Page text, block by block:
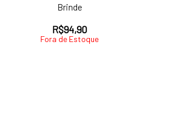
Brinde
R$94,90
Fora de Estoque